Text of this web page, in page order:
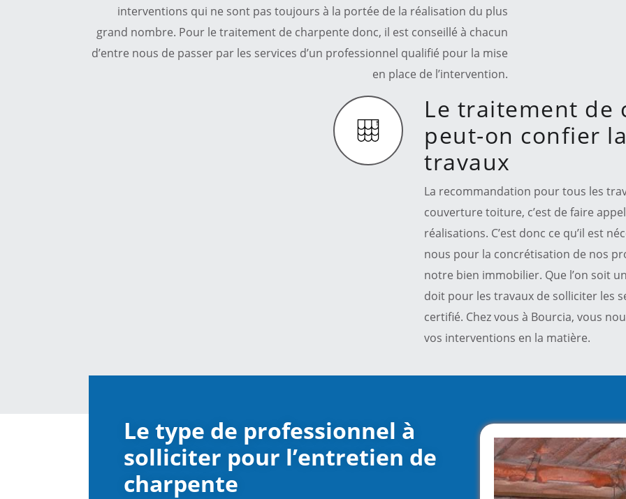
interventions qui ne sont pas toujours à la portée de la réalisation du plus
grand nombre. Pour le traitement de charpente donc, il est conseillé à chacun
d’entre nous de passer par les services d’un professionnel qualifié pour la mise
en place de l’intervention.
Le traitement de
peut-on confier
travaux
La recommandation pour tous les
couverture toiture, c’est de faire
réalisations. C’est donc ce qu’il est
nous pour la concrétisation de nos
notre bien immobilier. Que l’on soit
doit pour les travaux de solliciter les
certifié. Chez vous à Bourcia, vous
vos interventions en la matière.
Le type de professionnel à
solliciter pour l’entretien de
charpente